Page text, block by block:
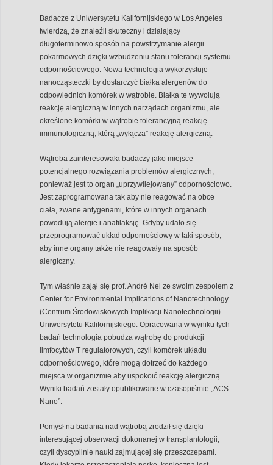
Badacze z Uniwersytetu Kalifornijskiego w Los Angeles
twierdzą, że znaleźli skuteczny i działający
długoterminowo sposób na powstrzymanie alergii
pokarmowych dzięki wzbudzeniu stanu tolerancji systemu
odpornościowego. Nowa technologia wykorzystuje
nanocząsteczki by dostarczyć białka alergenów do
odpowiednich komórek w wątrobie. Białka te wywołują
reakcję alergiczną w innych narządach organizmu, ale
określone komórki w wątrobie tolerancyjną reakcję
immunologiczną, którą „wyłącza” reakcję alergiczną.
Wątroba zainteresowała badaczy jako miejsce
potencjalnego rozwiązania problemów alergicznych,
ponieważ jest to organ „uprzywilejowany” odpornościowo.
Jest zaprogramowana tak aby nie reagować na obce
ciała, zwane antygenami, które w innych organach
powodują alergie i anafilaksję. Gdyby udało się
przeprogramować układ odpornościowy w taki sposób,
aby inne organy także nie reagowały na sposób
alergiczny.
Tym właśnie zajął się prof. André Nel ze swoim zespołem z
Center for Environmental Implications of Nanotechnology
(Centrum Środowiskowych Implikacji Nanotechnologii)
Uniwersytetu Kalifornijskiego. Opracowana w wyniku tych
badań technologia pobudza wątrobę do produkcji
limfocytów T regulatorowych, czyli komórek układu
odpornościowego, które mogą dotrzeć do każdego
miejsca w organizmie aby uspokoić reakcję alergiczną.
Wyniki badań zostały opublikowane w czasopiśmie „ACS
Nano”.
Pomysł na badania nad wątrobą zrodził się dzięki
interesującej obserwacji dokonanej w transplantologii,
czyli dyscyplinie nauki zajmującej się przeszczepami.